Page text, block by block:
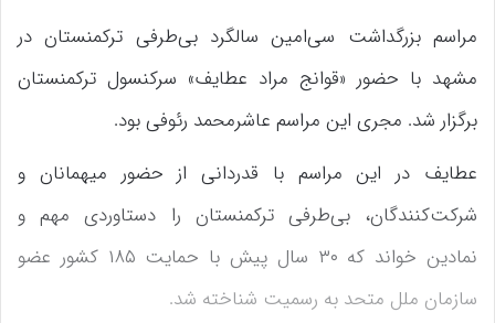
مراسم بزرگداشت سی‌امین سالگرد بی‌طرفی ترکمنستان در
مشهد با حضور «قوانج مراد عطایف» سرکنسول ترکمنستان
برگزار شد. مجری این مراسم عاشرمحمد رئوفی بود.
عطایف در این مراسم با قدردانی از حضور میهمانان و
شرکت‌کنندگان، بی‌طرفی ترکمنستان را دستاوردی مهم و
نمادین خواند که ۳۰ سال پیش با حمایت ۱۸۵ کشور عضو
سازمان ملل متحد به رسمیت شناخته شد.